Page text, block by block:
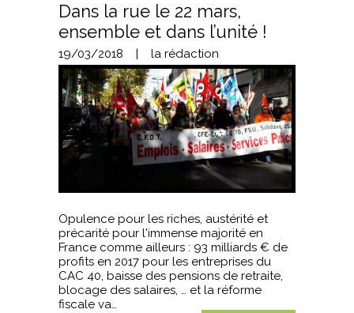
Dans la rue le 22 mars,
ensemble et dans l’unité !
19/03/2018 la rédaction
Opulence pour les riches, austérité et
précarité pour l'immense majorité en
France comme ailleurs : 93 milliards € de
profits en 2017 pour les entreprises du
CAC 40, baisse des pensions de retraite,
blocage des salaires, … et la réforme
fiscale va…